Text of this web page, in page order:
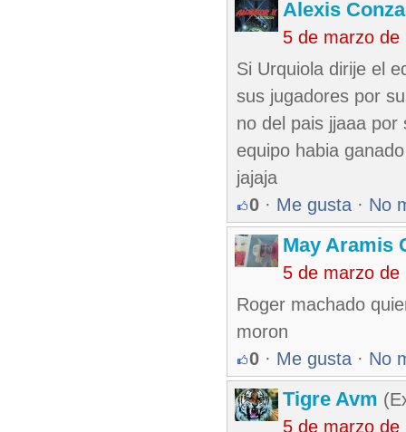
Alexis
5 de marzo de
Si Urquiola dirije el
sus jugadores por
no del pais jjaaa
equipo habia
jajaja
0 · Me gusta · No
May Aramis
5 de marzo de
Roger machado
moron
0 · Me gusta · No
Tigre Avm
5 de marzo de